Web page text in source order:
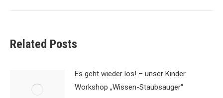
Related Posts
Es geht wieder los! – unser Kinder
Workshop „Wissen-Staubsauger“